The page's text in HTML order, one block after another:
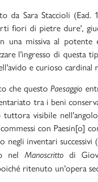
da Sara Staccioli (Ead.
fiori di pietre dure',
una missiva al
l'ingresso di questa
e curioso cardinal
che questoPaesaggio
tra i beni
visibile
con Paesin[o]
inventari successivi
nel Manoscrittodi
ritenuto un'opera